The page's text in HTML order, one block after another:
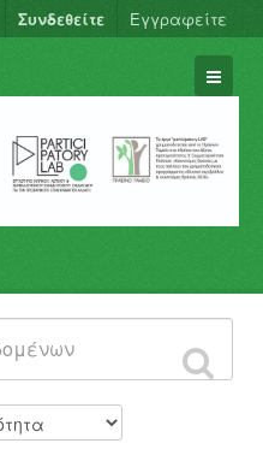
Συνδεθείτε Εγγραφείτε